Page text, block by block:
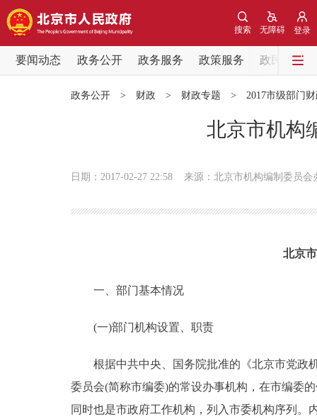
登录
无障碍
搜索
要闻动态 政务公开 政务服务 政策服务
政民互动
政务服务
政务公开 > 财政 > 财政专题 > 2017市级部门
北京市机构
日期：2017-02-27 22:58 来源：北京市机构编制委员会
北京
一、部门基本情况
(一)部门机构设置、职责
根据中共中央、国务院批准的《北京市党政机
委员会(简称市编委)的常设办事机构，在市编委
同时也是市政府工作机构，列入市委机构序列。